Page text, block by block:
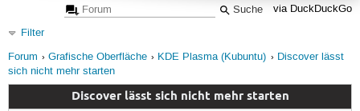
via DuckDuckGo
Filter
Forum
Grafische Oberfläche KDE Plasma (Kubuntu)
Discover lässt
sich nicht mehr starten
Discover lässt sich nicht mehr starten